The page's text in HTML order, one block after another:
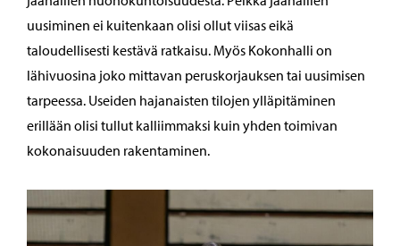
uusiminen ei kuitenkaan olisi ollut viisas eikä
taloudellisesti kestävä ratkaisu. Myös Kokonhalli on
lähivuosina joko mittavan peruskorjauksen tai uusimisen
tarpeessa. Useiden hajanaisten tilojen ylläpitäminen
erillään olisi tullut kalliimmaksi kuin yhden toimivan
kokonaisuuden rakentaminen.